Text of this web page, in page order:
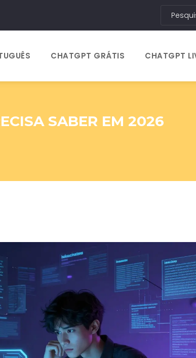
CHATGPT GRÁTIS CHATGPT
SABER EM 2026